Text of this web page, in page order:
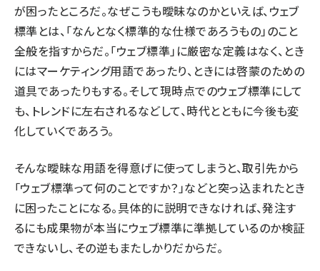
が困ったところだ。なぜこうも曖昧なのかといえば、ウェブ
標準とは、「なんとなく標準的な仕様であろうもの」のこと
全般を指すからだ。「ウェブ標準」に厳密な定義はなく、とき
にはマーケティング用語であったり、ときには啓蒙のための
道具であったりもする。そして現時点でのウェブ標準にして
も、トレンドに左右されるなどして、時代とともに今後も変
化していくであろう。
そんな曖昧な用語を得意げに使ってしまうと、取引先から
「ウェブ標準って何のことですか？」などと突っ込まれたとき
に困ったことになる。具体的に説明できなければ、発注す
るにも成果物が本当にウェブ標準に準拠しているのか検証
できないし、その逆もまたしかりだからだ。